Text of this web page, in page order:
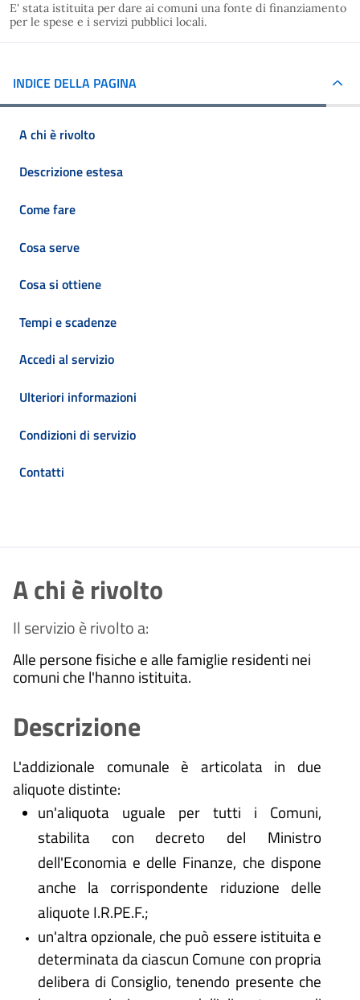
E' stata istituita per dare ai comuni una fonte di finanziamento
per le spese e i servizi pubblici locali.
INDICE DELLA PAGINA
A chi è rivolto
Descrizione estesa
Come fare
Cosa serve
Cosa si ottiene
Tempi e scadenze
Accedi al servizio
Ulteriori informazioni
Condizioni di servizio
Contatti
A chi è rivolto
Il servizio è rivolto a:
Alle persone fisiche e alle famiglie residenti nei
comuni che l'hanno istituita.
Descrizione
L'addizionale comunale è articolata in due
aliquote distinte:
un'aliquota uguale per tutti i Comuni,
stabilita con decreto del Ministro
dell'Economia e delle Finanze, che dispone
anche la corrispondente riduzione delle
aliquote I.R.PE.F.;
un'altra opzionale, che può essere istituita e
determinata da ciascun Comune con propria
delibera di Consiglio, tenendo presente che